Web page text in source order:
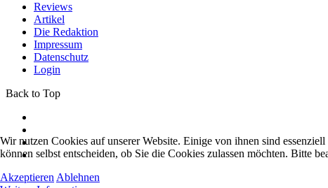
Reviews
Artikel
Die Redaktion
Impressum
Datenschutz
Login
Back to Top
Wir nutzen Cookies auf unserer Website. Einige von ihnen sind
können selbst entscheiden, ob Sie die Cookies zulassen möchten. Bitte
Akzeptieren Ablehnen